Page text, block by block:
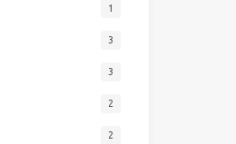
1
3
3
2
2